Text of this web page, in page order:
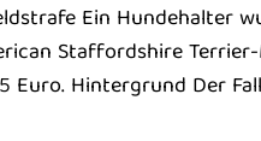
Ein Hundehalter
Staffordshire
Euro. Hintergrund Der